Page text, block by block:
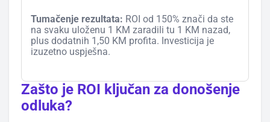
Tumačenje rezultata: ROI od 150% znači da ste
na svaku uloženu 1 KM zaradili tu 1 KM nazad,
plus dodatnih 1,50 KM profita. Investicija je
izuzetno uspješna.
Zašto je ROI ključan za donošenje
odluka?